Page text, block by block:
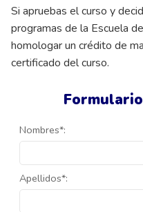
Nombres*:
Apellidos*:
Si apruebas el curso y
programas de la Escuela
homologar un crédito de
certificado del curso.